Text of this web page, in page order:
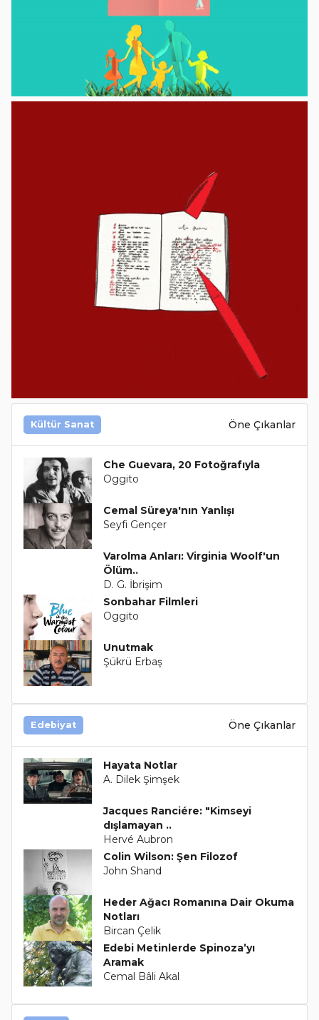
Kültür Sanat Öne Çıkanlar
Che Guevara, 20 Fotoğrafıyla
Oggito
Cemal Süreya'nın Yanlışı
Seyfi Gençer
Varolma Anları: Virginia Woolf'un
Ölüm..
D. G. İbrişim
Sonbahar Filmleri
Oggito
Unutmak
Şükrü Erbaş
Edebiyat Öne Çıkanlar
Hayata Notlar
A. Dilek Şimşek
Jacques Ranciére: "Kimseyi
dışlamayan ..
Hervé Aubron
Colin Wilson: Şen Filozof
John Shand
Heder Ağacı Romanına Dair Okuma
Notları
Bircan Çelik
Edebi Metinlerde Spinoza’yı
Aramak
Cemal Bâli Akal